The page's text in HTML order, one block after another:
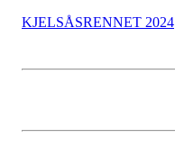
KJELSÅSRENNET 2024